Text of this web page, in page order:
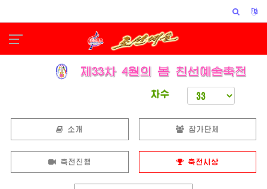
차수
소개 참가단체
축전진행 축전시상